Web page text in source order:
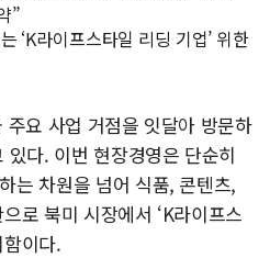
”
‘K라이프스타일 리딩 기업’ 위한
요 사업 거점을 잇달아 방문하
다. 이번 현장경영은 단순히
는 차원을 넘어 식품, 콘텐츠,
로 북미 시장에서 ‘K라이프스
이다.